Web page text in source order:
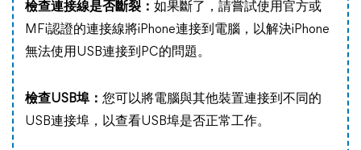
檢查連接線是否斷裂： 如果斷了，請嘗試使用官方或
MFi認證的連接線將iPhone連接到電腦，以解決iPhone
無法使用USB連接到PC的問題。
檢查USB埠： 您可以將電腦與其他裝置連接到不同的
USB連接埠，以查看USB埠是否正常工作。